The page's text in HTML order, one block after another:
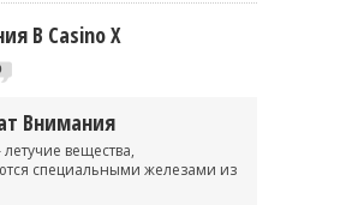
В Casino X
Внимания
вещества,
специальными железами из